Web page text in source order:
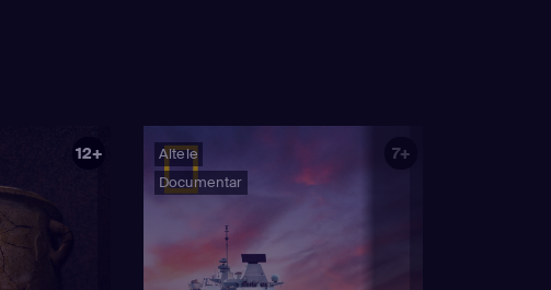
12+
Altele
Documentar
7+